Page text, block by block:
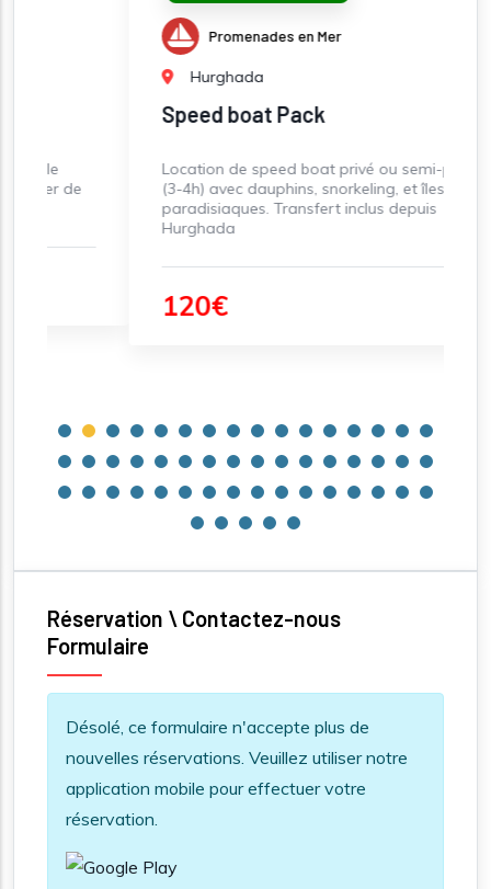
Promenades en Mer
Hurghada
Speed boat Pack
Location de speed boat privé ou semi-privé
(3-4h) avec dauphins, snorkeling, et îles
paradisiaques. Transfert inclus depuis
Réservation \ Contactez-nous
Formulaire
Information message
Désolé, ce formulaire n'accepte plus de
nouvelles réservations. Veuillez utiliser notre
application mobile pour effectuer votre
réservation.